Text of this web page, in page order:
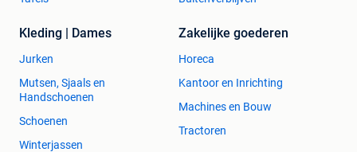
Kleding | Dames
Jurken
Mutsen, Sjaals en
Handschoenen
Schoenen
Winterjassen
Zakelijke goederen
Horeca
Kantoor en Inrichting
Machines en Bouw
Tractoren